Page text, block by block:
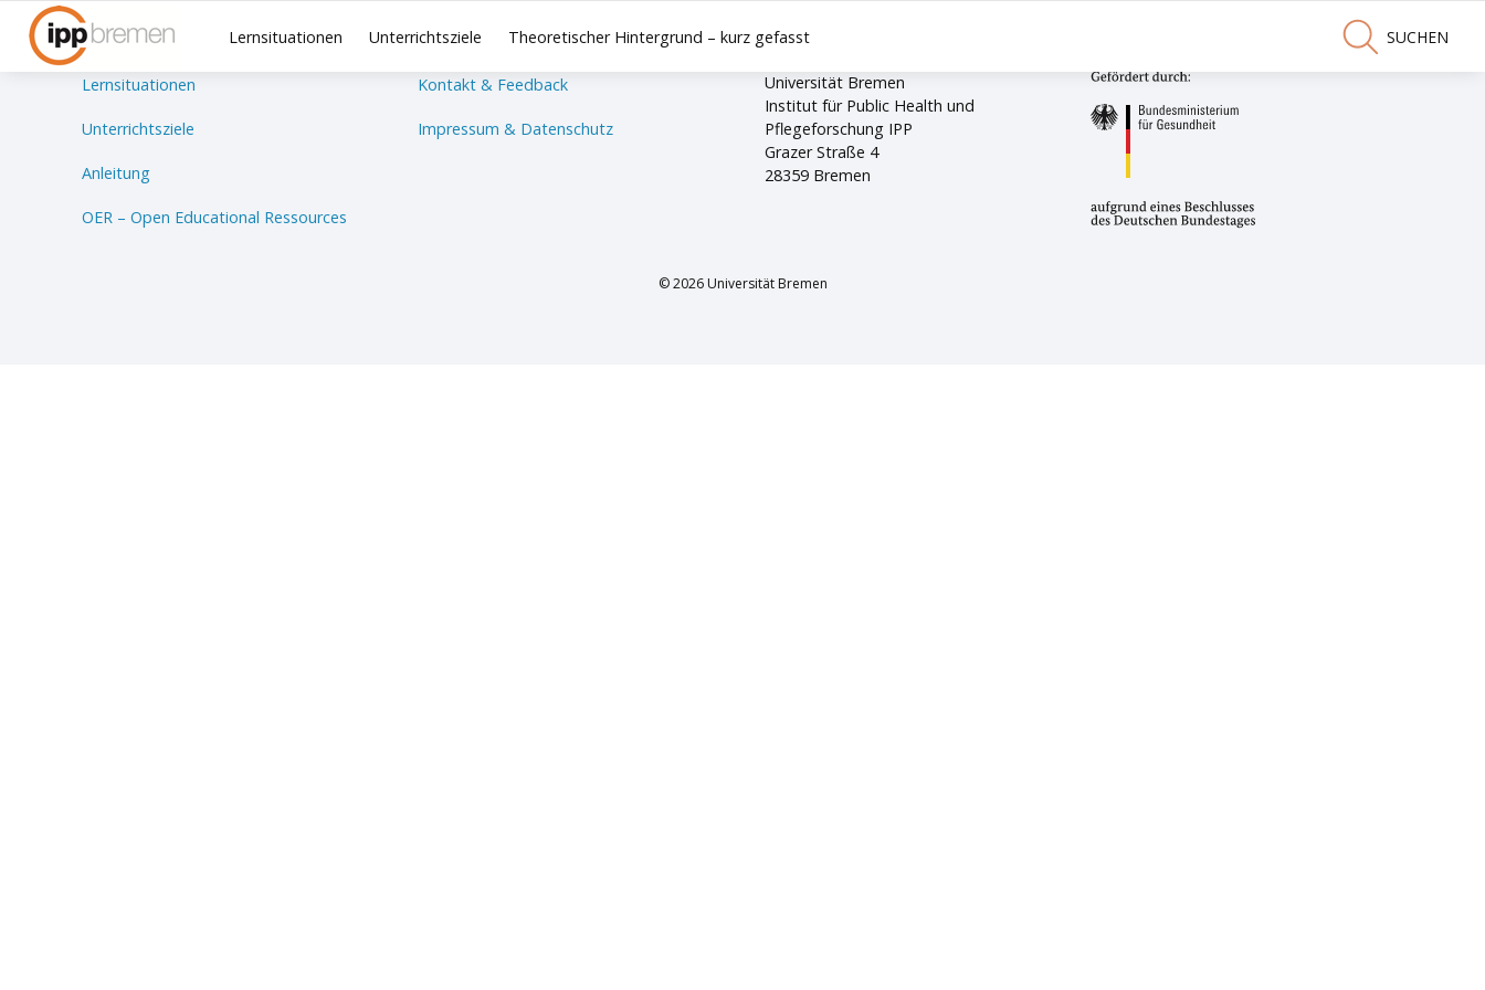
SUCHEN
Lernsituationen Unterrichtsziele Theoretischer Hintergrund – kurz gefasst
Lernsituationen
Unterrichtsziele
Anleitung
OER – Open Educational Ressources
Kontakt & Feedback
Impressum & Datenschutz
Universität Bremen
Institut für Public Health und
Pflegeforschung IPP
Grazer Straße 4
28359 Bremen
© 2026 Universität Bremen